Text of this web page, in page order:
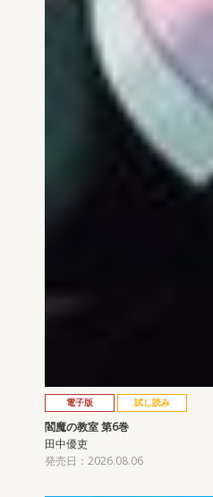
電子版 試し読み
閻魔の教室 第6巻
田中優吏
発売日：2026.08.06